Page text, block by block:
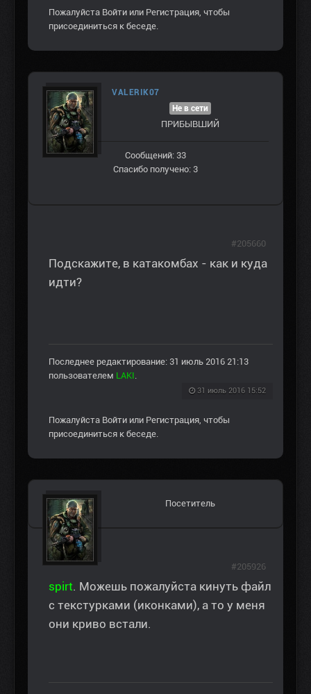
Пожалуйста Войти или Регистрация, чтобы
присоединиться к беседе.
VALERIK07
Не в сети
ПРИБЫВШИЙ
Сообщений: 33
Спасибо получено: 3
Подскажите, в катакомбах - как и куда
идти?
Последнее редактирование: 31 июль 2016 21:13
пользователем LAKI.
31 июль 2016 15:52
#205660
Пожалуйста Войти или Регистрация, чтобы
присоединиться к беседе.
Посетитель
spirt. Можешь пожалуйста кинуть файл
с текстурками (иконками), а то у меня
они криво встали.
#205926